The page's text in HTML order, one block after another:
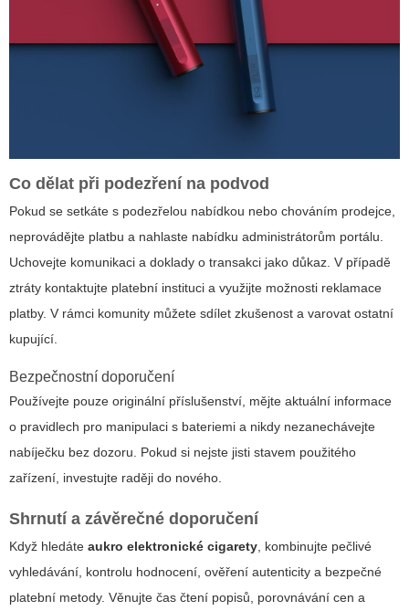
Co dělat při podezření na podvod
Pokud se setkáte s podezřelou nabídkou nebo chováním prodejce,
neprovádějte platbu a nahlaste nabídku administrátorům portálu.
Uchovejte komunikaci a doklady o transakci jako důkaz. V případě
ztráty kontaktujte platební instituci a využijte možnosti reklamace
platby. V rámci komunity můžete sdílet zkušenost a varovat ostatní
kupující.
Bezpečnostní doporučení
Používejte pouze originální příslušenství, mějte aktuální informace
o pravidlech pro manipulaci s bateriemi a nikdy nezanechávejte
nabíječku bez dozoru. Pokud si nejste jisti stavem použitého
zařízení, investujte raději do nového.
Shrnutí a závěrečné doporučení
Když hledáte aukro elektronické cigarety, kombinujte pečlivé
vyhledávání, kontrolu hodnocení, ověření autenticity a bezpečné
platební metody. Věnujte čas čtení popisů, porovnávání cen a